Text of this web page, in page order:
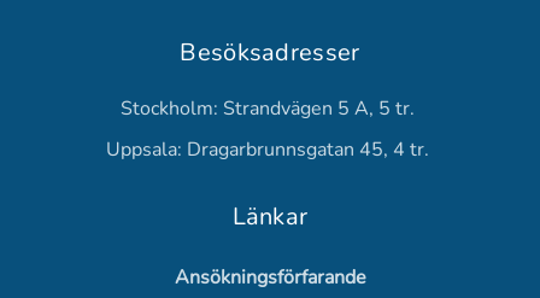
Besöksadresser
Stockholm: Strandvägen 5 A, 5 tr.
Uppsala: Dragarbrunnsgatan 45, 4 tr.
Länkar
Ansökningsförfarande